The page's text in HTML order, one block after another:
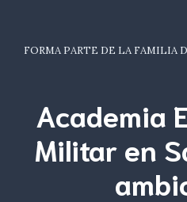
FORMA PARTE DE LA FAMILIA
Academia
Militar en